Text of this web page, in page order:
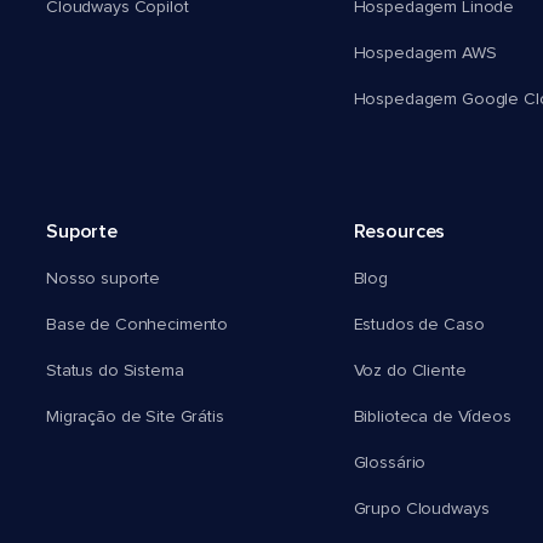
Cloudways Copilot Hospedagem Linode
Hospedagem AWS
Hospedagem Google
Suporte
Nosso suporte
Base de Conhecimento
Status do Sistema
Migração de Site Grátis
Resources
Blog
Estudos de Caso
Voz do Cliente
Biblioteca de Vídeos
Glossário
Grupo Cloudways